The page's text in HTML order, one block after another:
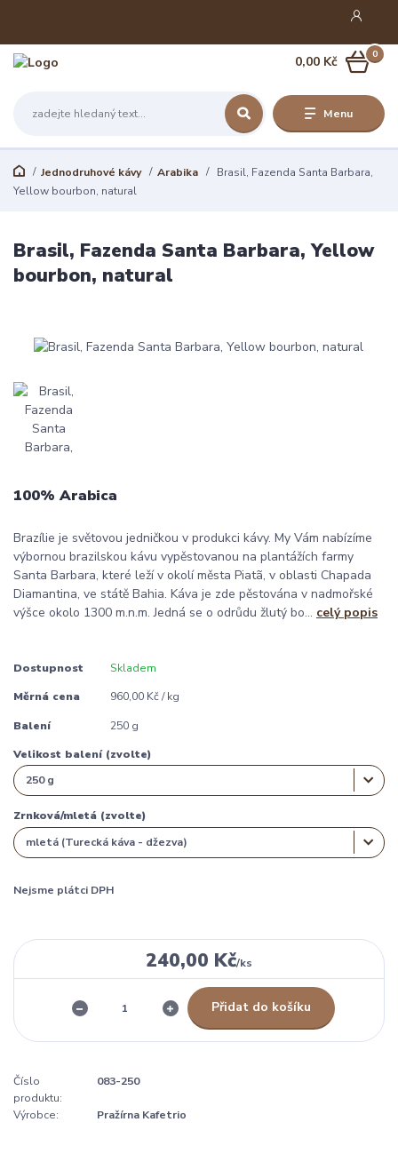
Menu
0
0,00 Kč
Jednodruhové kávy Arabika
Brasil, Fazenda Santa Barbara,
Yellow bourbon, natural
Brasil, Fazenda Santa Barbara, Yellow
bourbon, natural
100% Arabica
Brazílie je světovou jedničkou v produkci kávy. My Vám nabízíme
výbornou brazilskou kávu vypěstovanou na plantážích farmy
Santa Barbara, které leží v okolí města Piatã, v oblasti Chapada
Diamantina, ve státě Bahia. Káva je zde pěstována v nadmořské
výšce okolo 1300 m.n.m. Jedná se o odrůdu žlutý bo... celý popis
Dostupnost Skladem
Měrná cena 960,00 Kč / kg
Balení 250 g
Velikost balení (zvolte)
Zrnková/mletá (zvolte)
Nejsme plátci DPH
240,00 Kč/ks
Přidat do košíku
Číslo
produktu:
083-250
Výrobce: Pražírna Kafetrio